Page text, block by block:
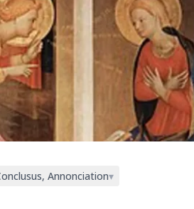
Annonciation▾